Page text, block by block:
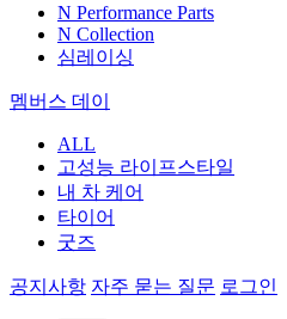
N Performance Parts
N Collection
심레이싱
멤버스 데이
ALL
고성능 라이프스타일
내 차 케어
타이어
굿즈
공지사항 자주 묻는 질문 로그인